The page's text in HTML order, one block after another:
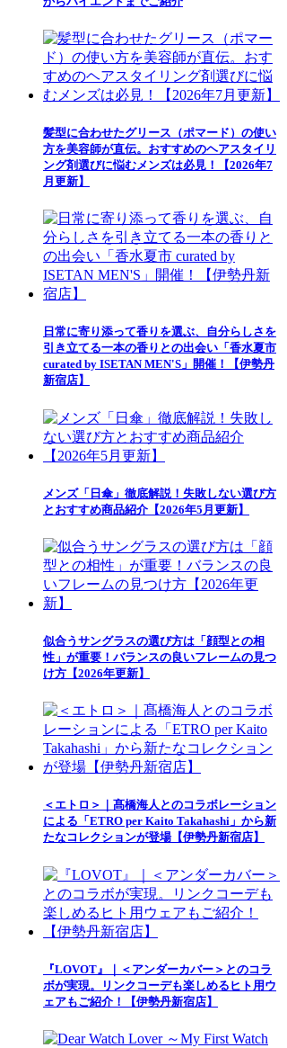
髪型に合わせたグリース（ポマード）の使い
方を美容師が直伝。おすすめのヘアスタイリ
ング剤選びに悩むメンズは必見！【2026年7
月更新】
日常に寄り添って香りを選ぶ、自分らしさを
引き立てる一本の香りとの出会い「香水夏市
curated by ISETAN MEN'S」開催！【伊勢丹
新宿店】
メンズ「日傘」徹底解説！失敗しない選び方
とおすすめ商品紹介【2026年5月更新】
似合うサングラスの選び方は「顔型との相
性」が重要！バランスの良いフレームの見つ
け方【2026年更新】
＜エトロ＞｜髙橋海人とのコラボレーション
による「ETRO per Kaito Takahashi」から新
たなコレクションが登場【伊勢丹新宿店】
『LOVOT』｜＜アンダーカバー＞とのコラ
ボが実現。リンクコーデも楽しめるヒト用ウ
ェアもご紹介！【伊勢丹新宿店】